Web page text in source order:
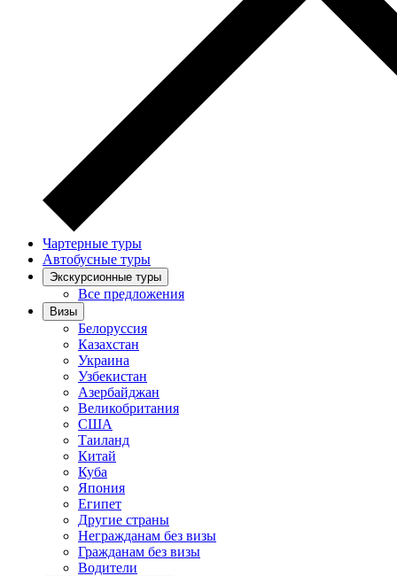
Чартерные туры
Автобусные туры
Экскурсионные туры
Все предложения
Визы
Белоруссия
Казахстан
Украина
Узбекистан
Азербайджан
Великобритания
США
Таиланд
Китай
Куба
Япония
Египет
Другие страны
Негражданам без визы
Гражданам без визы
Водители